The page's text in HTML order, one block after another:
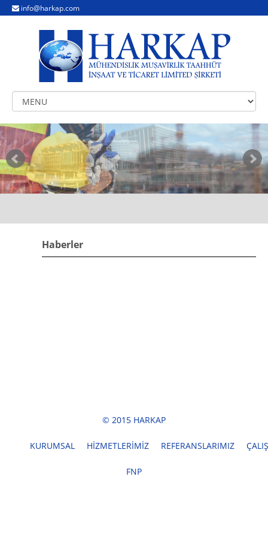
info@harkap.com
Haberler
© 2015 HARKAP
KURUMSAL HİZMETLERİMİZ REFERANSLARIMIZ
FNP